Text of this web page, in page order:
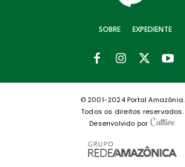
SOBRE EXPEDIENTE
© 2001-2024 Portal Amazônia.
Todos os direitos reservados.
Desenvolvido por